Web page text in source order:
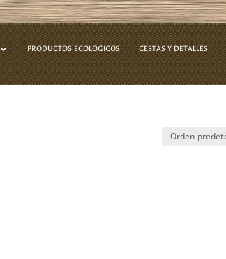
PRODUCTOS ECOLÓGICOS CESTAS Y DETALLES